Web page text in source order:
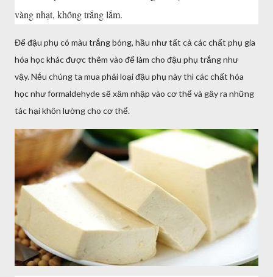
vàng nhạt, khȏng trắng lắm.
Để ᵭậu phụ có màu trắng bóng, hầu như tất cả các chất phụ gia
hóa học khác ᵭược thêm vào ᵭể làm cho ᵭậu phụ trắng như
vậy. Nḗu chúng ta mua phải loại ᵭậu phụ này thì các chất hóa
học như formaldehyde sẽ xȃm nhập vào cơ thể và gȃy ra những
tác hại khȏn lường cho cơ thể.